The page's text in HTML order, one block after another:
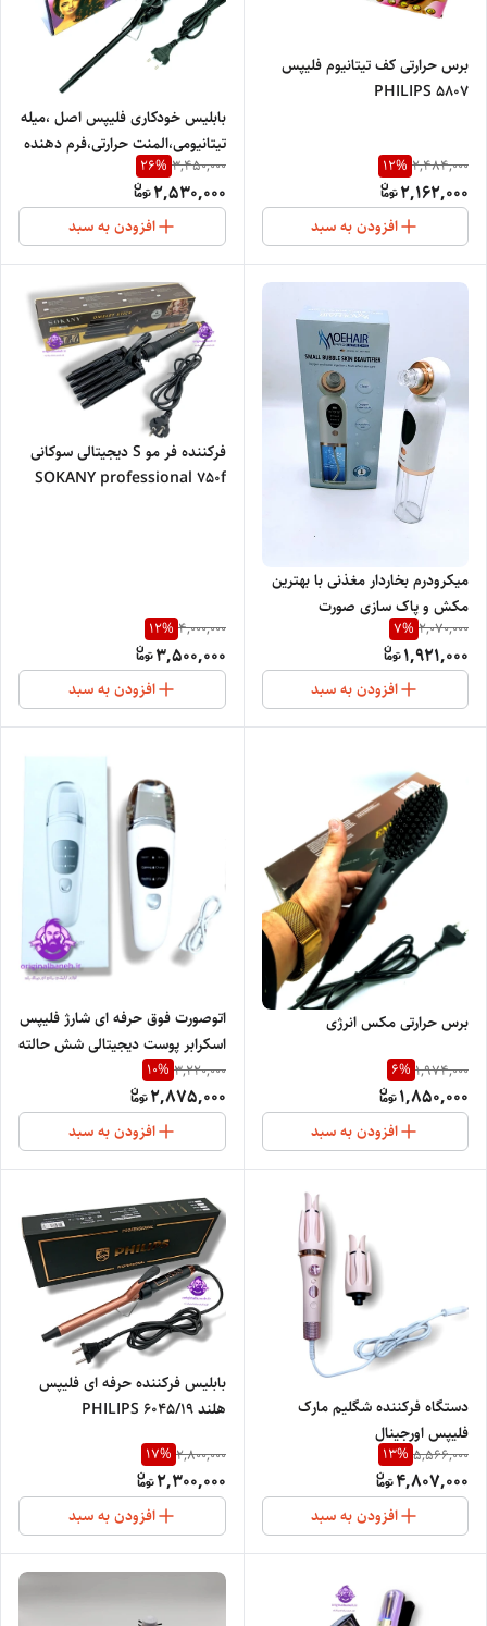
برس حرارتی کف تیتانیوم فلیپس
PHILIPS 5807
2,484,000
12%
2,162,000
افزودن به سبد
بابلیس خودکاری فلیپس اصل ،میله
تیتانیومی،المنت حرارتی،فرم دهنده
در 30 ثانیه PH-1375
3,450,000
26%
2,530,000
افزودن به سبد
میکرودرم بخاردار مغذنی با بهترین
مکش و پاک سازی صورت
موهایرMO-9064
2,070,000
7%
1,921,000
افزودن به سبد
فرکننده فر مو S دیجیتالی سوکانی
SOKANY professional 750f
4,000,000
12%
3,500,000
افزودن به سبد
برس حرارتی مکس انرژی
1,974,000
6%
1,850,000
افزودن به سبد
اتوصورت فوق حرفه ای شارژ فلیپس
اسکرابر پوست دیجیتالی شش حالته
و سه سرعته گرفتن یون منفی
پوست جذب یون مثبت در
پوستSkin Scrubber1929
3,220,000
10%
2,875,000
افزودن به سبد
دستگاه فرکننده شگلیم مارک
فلیپس اورجینال
5,566,000
13%
4,807,000
افزودن به سبد
بابلیس فرکننده حرفه ای فلیپس
هلند 19/PHILIPS 6045
2,800,000
17%
2,300,000
افزودن به سبد